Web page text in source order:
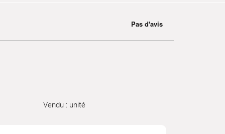
Vendu : unité